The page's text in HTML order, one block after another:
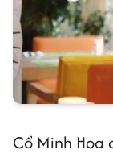
Cổ Minh